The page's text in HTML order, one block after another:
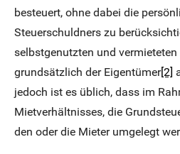
besteuert, ohne dabei die
Steuerschuldners zu
selbstgenutzten und
grundsätzlich der Eigentümer[2]
jedoch ist es üblich, dass im
Mietverhältnisses, die
den oder die Mieter umgelegt